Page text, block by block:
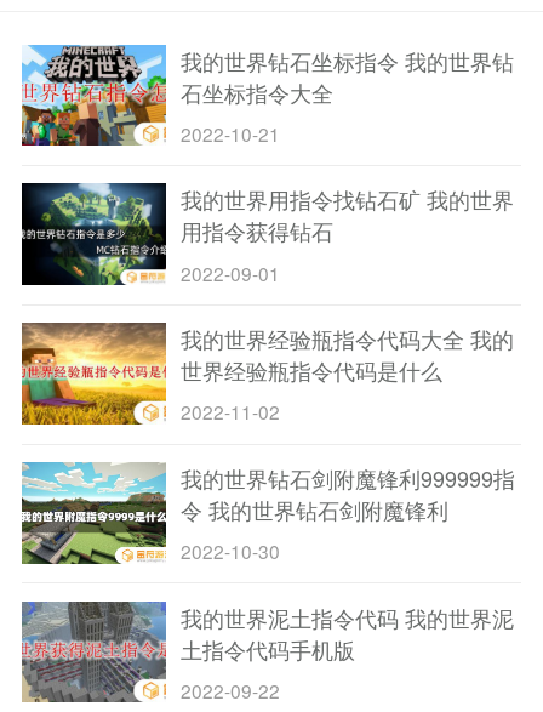
我的世界钻石坐标指令 我的世界钻
石坐标指令大全
2022-10-21
我的世界用指令找钻石矿 我的世界
用指令获得钻石
2022-09-01
我的世界经验瓶指令代码大全 我的
世界经验瓶指令代码是什么
2022-11-02
我的世界钻石剑附魔锋利999999指
令 我的世界钻石剑附魔锋利
999999指令手机版
2022-10-30
我的世界泥土指令代码 我的世界泥
土指令代码手机版
2022-09-22